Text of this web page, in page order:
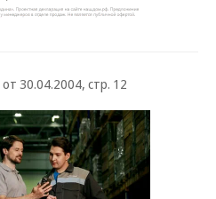
от 30.04.2004, стр. 12